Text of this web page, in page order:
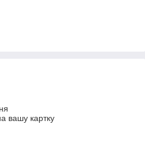
вашу картку